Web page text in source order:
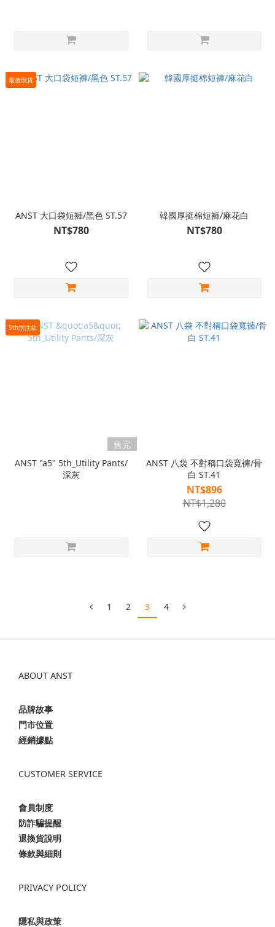
最後現貨
ANST 大口袋短褲/黑色 ST.57
NT$780
韓國厚挺棉短褲/麻花白
NT$780
5th別注款
售完
ANST "a5" 5th_Utility Pants/
深灰
ANST 八袋 不對稱口袋寬褲/骨
白 ST.41
NT$896
NT$1,280
1 2 3 4
ABOUT ANST
品牌故事
門市位置
經銷據點
CUSTOMER SERVICE
會員制度
防詐騙提醒
退換貨說明
條款與細則
PRIVACY POLICY
隱私與政策